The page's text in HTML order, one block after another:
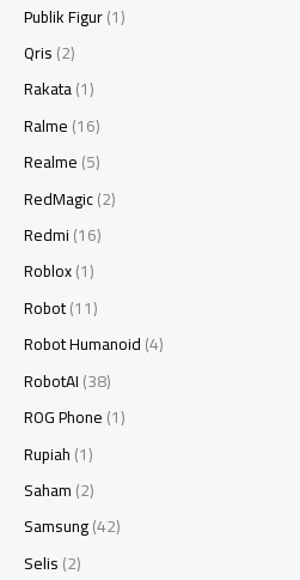
Publik Figur(1)
Qris(2)
Rakata(1)
Ralme(16)
Realme(5)
RedMagic(2)
Redmi(16)
Roblox(1)
Robot(11)
Robot Humanoid(4)
RobotAI(38)
ROG Phone(1)
Rupiah(1)
Saham(2)
Samsung(42)
Selis(2)